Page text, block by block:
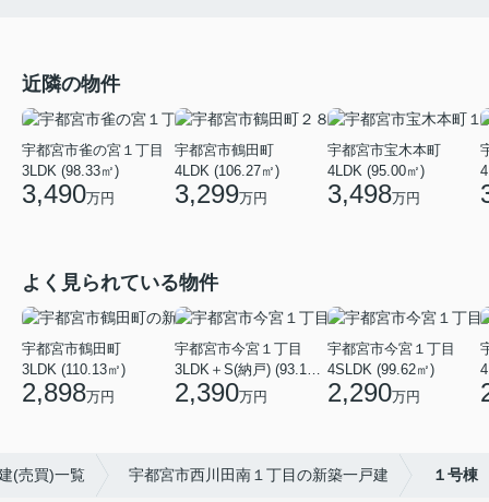
近隣の物件
宇都宮市雀の宮１丁目
3LDK (98.33㎡)
3,490万円
宇都宮市鶴田町
4LDK (106.27㎡)
3,299万円
宇都宮市宝木本町
4LDK (95.00㎡)
3,498万円
よく見られている物件
宇都宮市鶴田町
3LDK (110.13㎡)
2,898万円
宇都宮市今宮１丁目
3LDK＋S(納戸) (93.14㎡)
2,390万円
宇都宮市今宮１丁目
4SLDK (99.62㎡)
2,290万円
(売買)一覧 宇都宮市西川田南１丁目の新築一戸建 １号棟